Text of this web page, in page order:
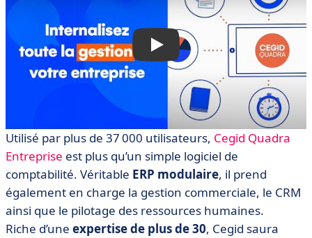
Utilisé par plus de 37 000 utilisateurs, Cegid Quadra
Entreprise est plus qu’un simple logiciel de
comptabilité. Véritable ERP modulaire, il prend
également en charge la gestion commerciale, le CRM
ainsi que le pilotage des ressources humaines.
Riche d’une expertise de plus de 30, Cegid saura